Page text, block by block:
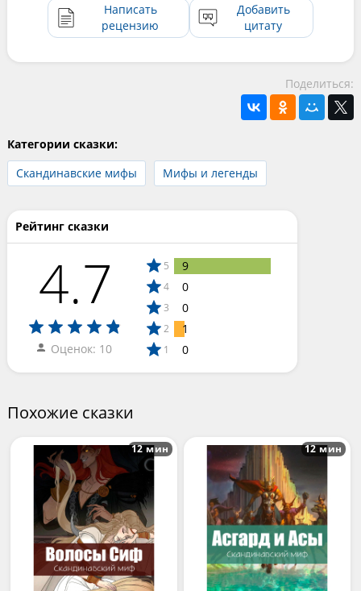
Написать
рецензию
Добавить
цитату
Поделиться:
Категории сказки:
Скандинавские мифы
Мифы и легенды
Рейтинг сказки
4.7
Оценок: 10
5 9
4 0
3 0
2 1
1 0
Похожие сказки
12 мин 12 мин